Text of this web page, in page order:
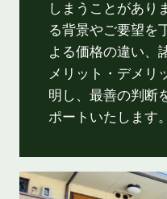
しまうことがあり
る背景やご要望を
よる価格の違い、
メリット・デメリ
明し、最善の判断
ポートいたします。